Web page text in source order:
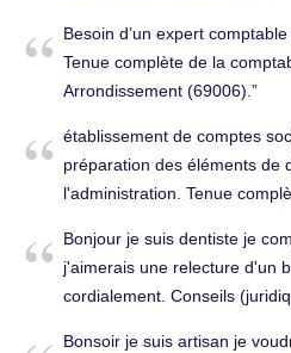
Besoin d’un expert
Tenue complète de la
Arrondissement (69006).
établissement de comptes
préparation des éléments de
l'administration. Tenue
Bonjour je suis dentiste je
j'aimerais une relecture d'un
cordialement. Conseils
Bonsoir je suis artisan je